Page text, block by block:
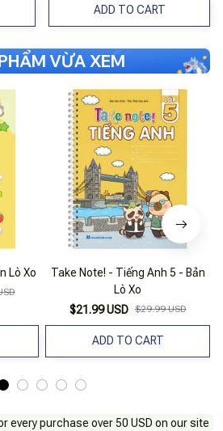
ADD TO CART
VỪA XEM
Lò Xo
Take Note! - Tiếng Anh 5 - Bản
Lò Xo
$21.99 USD $29.99 USD
ADD TO CART
every purchase over 50 USD on our site